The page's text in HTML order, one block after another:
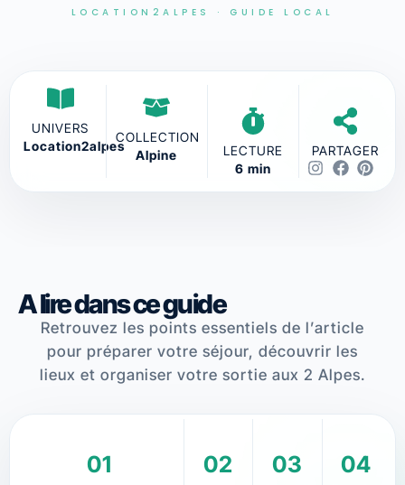
LOCATION2ALPES · GUIDE LOCAL
UNIVERS
Location2alpes
COLLECTION
Alpine
LECTURE
6 min
PARTAGER
A lire dans ce guide
Retrouvez les points essentiels de l’article
pour préparer votre séjour, découvrir les
lieux et organiser votre sortie aux 2 Alpes.
01 02 03 04